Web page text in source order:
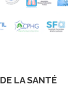
LA SANTÉ